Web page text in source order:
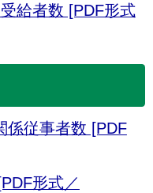
給者数 [PDF形式
係従事者数 [PDF
形式／